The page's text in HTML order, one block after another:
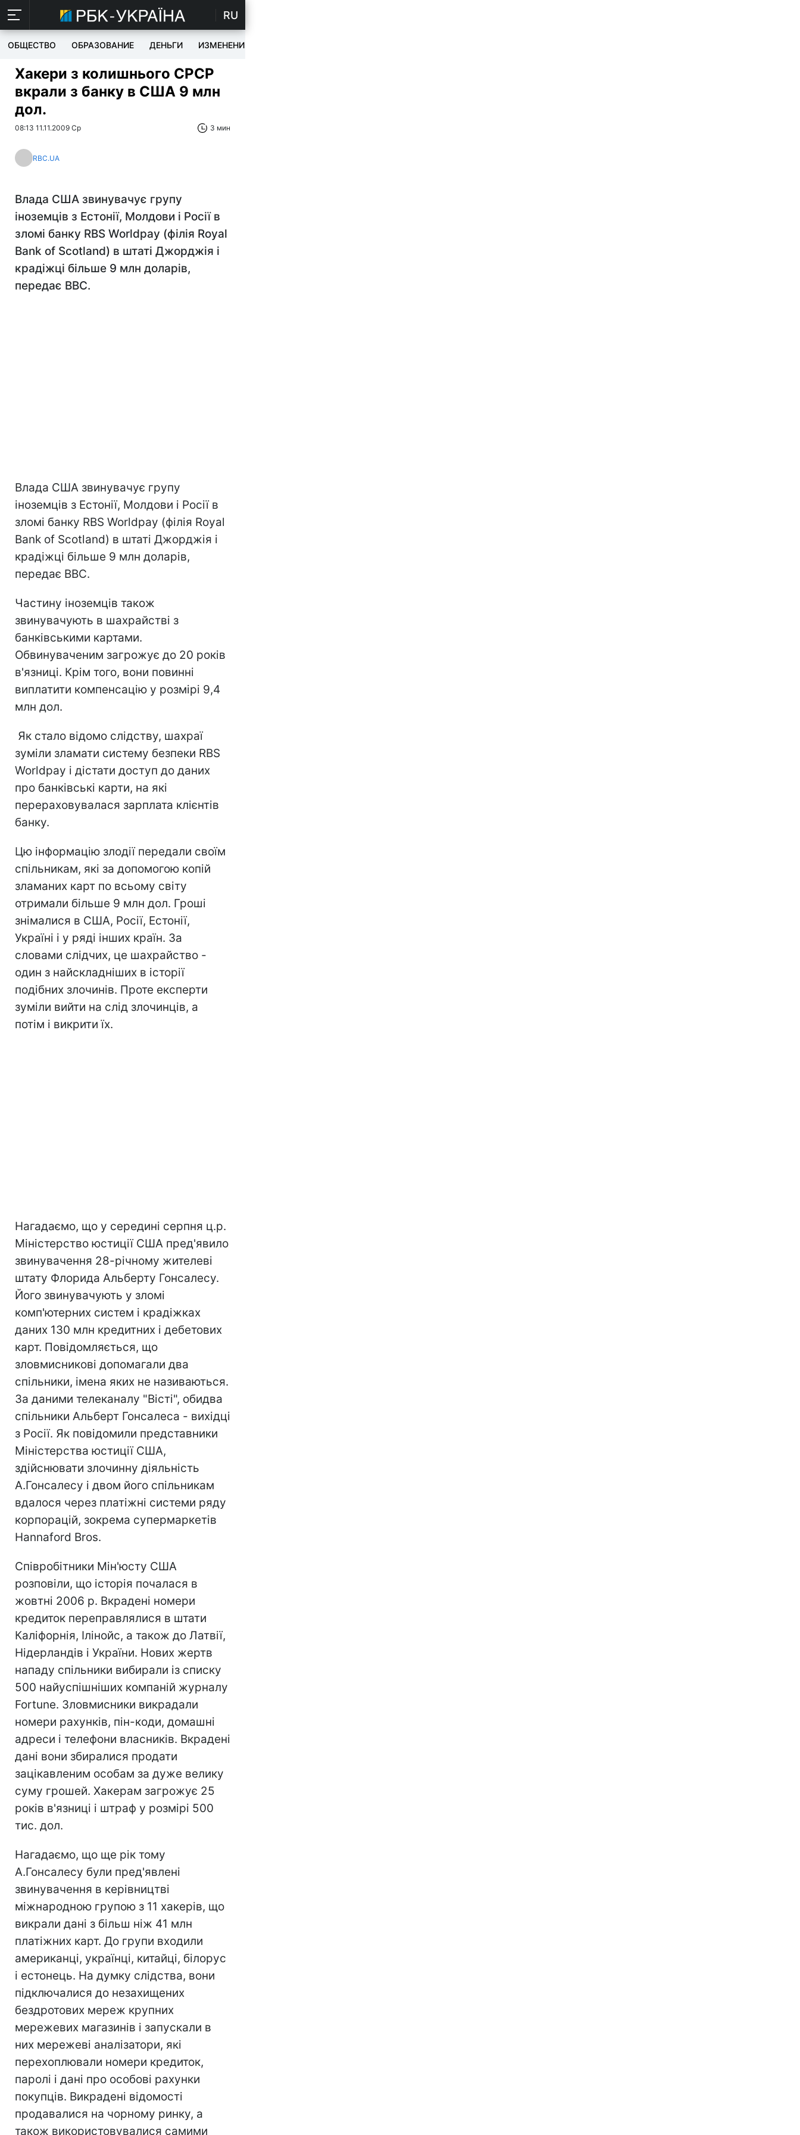
RU
ОБЩЕСТВО ОБРАЗОВАНИЕ ДЕНЬГИ ИЗМЕНЕНИЯ
Хакери з колишнього СРСР
вкрали з банку в США 9 млн
дол.
08:13 11.11.2009 Ср 3 мин
RBC.UA
Влада США звинувачує групу
іноземців з Естонії, Молдови і Росії в
зломі банку RBS Worldpay (філія Royal
Bank of Scotland) в штаті Джорджія і
крадіжці більше 9 млн доларів,
передає ВВС.
Влада США звинувачує групу
іноземців з Естонії, Молдови і Росії в
зломі банку RBS Worldpay (філія Royal
Bank of Scotland) в штаті Джорджія і
крадіжці більше 9 млн доларів,
передає ВВС.
Частину іноземців також
звинувачують в шахрайстві з
банківськими картами.
Обвинуваченим загрожує до 20 років
в'язниці. Крім того, вони повинні
виплатити компенсацію у розмірі 9,4
млн дол.
Як стало відомо слідству, шахраї
зуміли зламати систему безпеки RBS
Worldpay і дістати доступ до даних
про банківські карти, на які
перераховувалася зарплата клієнтів
банку.
Цю інформацію злодії передали своїм
спільникам, які за допомогою копій
зламаних карт по всьому світу
отримали більше 9 млн дол. Гроші
знімалися в США, Росії, Естонії,
Україні і у ряді інших країн. За
словами слідчих, це шахрайство -
один з найскладніших в історії
подібних злочинів. Проте експерти
зуміли вийти на слід злочинців, а
потім і викрити їх.
Нагадаємо, що у середині серпня ц.р.
Міністерство юстиції США пред'явило
звинувачення 28-річному жителеві
штату Флорида Альберту Гонсалесу.
Його звинувачують у зломі
комп'ютерних систем і крадіжках
даних 130 млн кредитних і дебетових
карт. Повідомляється, що
зловмисникові допомагали два
спільники, імена яких не називаються.
За даними телеканалу "Вісті", обидва
спільники Альберт Гонсалеса - вихідці
з Росії. Як повідомили представники
Міністерства юстиції США,
здійснювати злочинну діяльність
А.Гонсалесу і двом його спільникам
вдалося через платіжні системи ряду
корпорацій, зокрема супермаркетів
Hannaford Bros.
Співробітники Мін'юсту США
розповіли, що історія почалася в
жовтні 2006 р. Вкрадені номери
кредиток переправлялися в штати
Каліфорнія, Ілінойс, а також до Латвії,
Нідерландів і України. Нових жертв
нападу спільники вибирали із списку
500 найуспішніших компаній журналу
Fortune. Зловмисники викрадали
номери рахунків, пін-коди, домашні
адреси і телефони власників. Вкрадені
дані вони збиралися продати
зацікавленим особам за дуже велику
суму грошей. Хакерам загрожує 25
років в'язниці і штраф у розмірі 500
тис. дол.
Нагадаємо, що ще рік тому
А.Гонсалесу були пред'явлені
звинувачення в керівництві
міжнародною групою з 11 хакерів, що
викрали дані з більш ніж 41 млн
платіжних карт. До групи входили
американці, українці, китайці, білорус
і естонець. На думку слідства, вони
підключалися до незахищених
бездротових мереж крупних
мережевих магазинів і запускали в
них мережеві аналізатори, які
перехоплювали номери кредиток,
паролі і дані про особові рахунки
покупців. Викрадені відомості
продавалися на чорному ринку, а
також використовувалися самими